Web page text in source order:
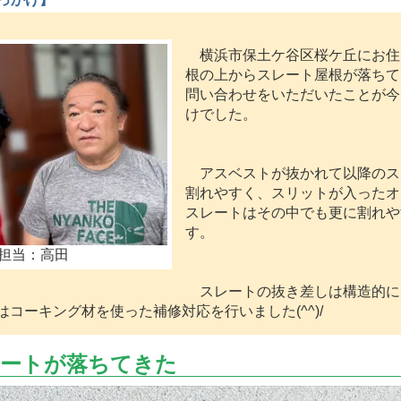
当：高田
横浜市保土ケ谷区桜ケ丘にお
根の上からスレート屋根が落ち
問い合わせをいただいたことが
けでした。
アスベストが抜かれて以降の
割れやすく、スリットが入った
スレートはその中でも更に割れ
す。
スレートの抜き差しは構造的
コーキング材を使った補修対応を行いました(^^)/
トが落ちてきた